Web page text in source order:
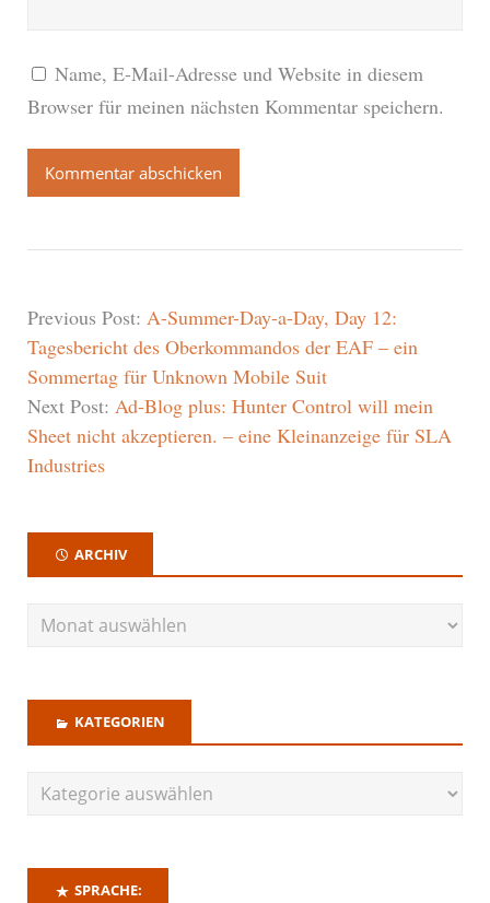
Name, E-Mail-Adresse und Website in diesem
Browser für meinen nächsten Kommentar speichern.
Previous Post: A-Summer-Day-a-Day, Day 12:
Tagesbericht des Oberkommandos der EAF – ein
Sommertag für Unknown Mobile Suit
Next Post: Ad-Blog plus: Hunter Control will mein
Sheet nicht akzeptieren. – eine Kleinanzeige für SLA
Industries
ARCHIV
KATEGORIEN
SPRACHE: